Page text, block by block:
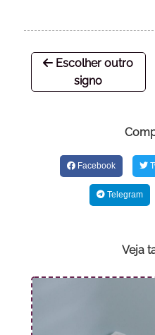
Escolher outro
signo
Facebook
Telegram
Veja